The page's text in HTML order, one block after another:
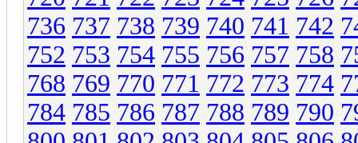
736 737 738 739 740 741 742
752 753 754 755 756 757 758
768 769 770 771 772 773 774
784 785 786 787 788 789 790